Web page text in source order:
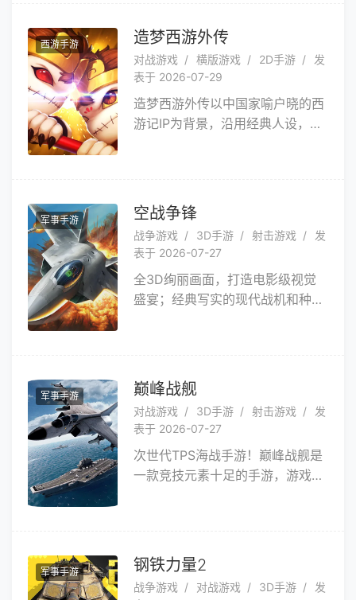
众生引渡至灵虚岛。此处为轮回之
所，众生之锚；已逝者可再现，挂
念者可重聚，英雄们自此获得了不
死之躯。可过往的恩怨怎能如此舍
弃？分外眼红，一场场激斗一触即
发……《造梦大乱斗》的故事自此
西游手游 造梦西游外传
对战游戏 横版游戏 2D手游
发
表于 2026-07-29
造梦西游外传以中国家喻户晓的西
游记IP为背景，沿用经典人设，讲
戏画面得到再次提升。在经典的横
版动作游戏基础上，《造梦西游外
传》还融入了全新的MOBA玩法，
支持多人团队竞技！开黑推塔秀操
作，让你无所不能！并且过往的历
代BOSS也将重新参战，由玩家们
军事手游 空战争锋
战争游戏 3D手游 射击游戏
发
表于 2026-07-27
全3D绚丽画面，打造电影级视觉
盛宴；经典写实的现代战机和种类
建系统，晋升全能指挥官；丰富的
作战任务（空中作战，地面敌方基
地摧毁，资源基地抢夺），再现真
实战场；真人全球实时对战，刺激
的战队友谊战，酣畅淋漓，不再一
个人寂寞打飞机。快加入空战争锋
军事手游 巅峰战舰
对战游戏 3D手游 射击游戏
发
表于 2026-07-27
次世代TPS海战手游！巅峰战舰是
一款竞技元素十足的手游，游戏主
舰，包括驱逐，战列，潜艇，巡
洋、航母等5大舰种，实现海空潜
立体化作战！快来加入相应阵营，
军事手游 钢铁力量2
战争游戏 对战游戏 3D手游
发